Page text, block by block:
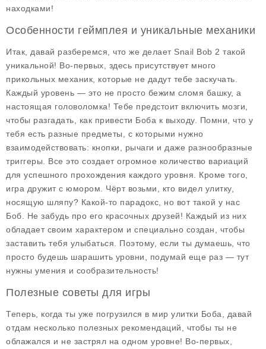
находками!
Особенности геймплея и уникальные механики
Итак, давай разберемся, что же делает Snail Bob 2 такой
уникальной! Во-первых, здесь присутствует много
прикольных механик, которые не дадут тебе заскучать.
Каждый уровень — это не просто бежим сломя башку, а
настоящая головоломка! Тебе предстоит включить мозги,
чтобы разгадать, как привести Боба к выходу. Помни, что у
тебя есть разные предметы, с которыми нужно
взаимодействовать: кнопки, рычаги и даже разнообразные
триггеры. Все это создает огромное количество вариаций
для успешного прохождения каждого уровня. Кроме того,
игра дружит с юмором. Чёрт возьми, кто видел улитку,
носящую шляпу? Какой-то парадокс, но вот такой у нас
Боб. Не забудь про его красочных друзей! Каждый из них
обладает своим характером и специально создан, чтобы
заставить тебя улыбаться. Поэтому, если ты думаешь, что
просто будешь шарашить уровни, подумай еще раз — тут
нужны умения и сообразительность!
Полезные советы для игры
Теперь, когда ты уже погрузился в мир улитки Боба, давай
отдам несколько полезных рекомендаций, чтобы ты не
облажался и не застрял на одном уровне! Во-первых,